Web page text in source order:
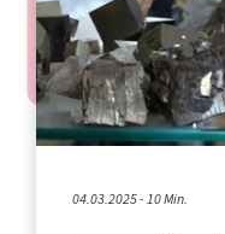
04.03.2025 - 10 Min.